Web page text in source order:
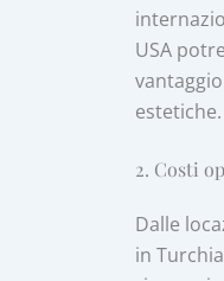
USA
estetiche.
2. Costi
Dalle
in